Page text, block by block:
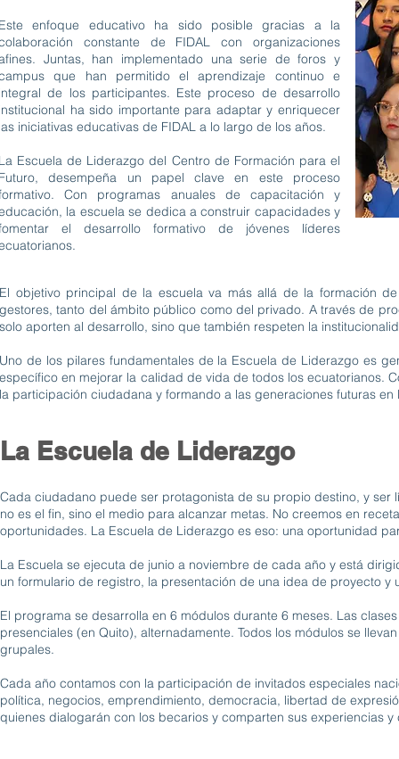
enfoque educativo ha sido posible gracias a la
constante de FIDAL con organizaciones
Juntas, han implementado una serie de foros y
que han permitido el aprendizaje continuo e
de los participantes. Este proceso de desarrollo
ha sido importante para adaptar y enriquecer
iniciativas educativas de FIDAL a lo largo de los años.
Escuela de Liderazgo del Centro de Formación para el
desempeña un papel clave en este proceso
Con programas anuales de capacitación y
la escuela se dedica a construir capacidades y
el desarrollo formativo de jóvenes líderes
El objetivo principal de la escuela va más allá de la formación
gestores, tanto del ámbito público como del privado. A través de
solo aporten al desarrollo, sino que también respeten la
Uno de los pilares fundamentales de la Escuela de Liderazgo es
específico en mejorar la calidad de vida de todos los ecuatorianos.
la participación ciudadana y formando a las generaciones futuras
La Escuela de Liderazgo
Cada ciudadano puede ser protagonista de su propio destino, y
no es el fin, sino el medio para alcanzar metas. No creemos en
oportunidades. La Escuela de Liderazgo es eso: una oportunidad
La Escuela se ejecuta de junio a noviembre de cada año y está
un formulario de registro, la presentación de una idea de proyecto
El programa se desarrolla en 6 módulos durante 6 meses. Las
presenciales (en Quito), alternadamente. Todos los módulos se
grupales.
Cada año contamos con la participación de invitados especiales
política, negocios, emprendimiento, democracia, libertad de
quienes dialogarán con los becarios y comparten sus experiencias y